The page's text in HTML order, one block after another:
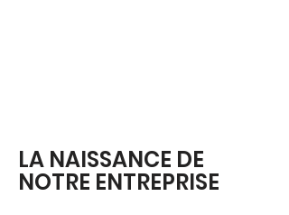
LA NAISSANCE DE
NOTRE ENTREPRISE